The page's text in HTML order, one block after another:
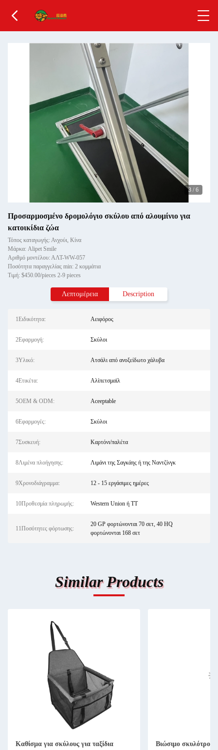
3 / 6
Προσαρμοσμένο δρομολόγιο σκύλου από αλουμίνιο για
κατοικίδια ζώα
Τόπος καταγωγής: Ανχούι, Κίνα
Μάρκα: Alipet Smile
Αριθμό μοντέλου: ΑΛΤ-WW-057
Ποσότητα παραγγελίας min: 2 κομμάτια
Τιμή: $450.00/pieces 2-9 pieces
Λεπτομέρεια Description
1Ειδικότητα: Αειφόρος
2Εφαρμογή: Σκύλοι
3Υλικό: Ατσάλι από ανοξείδωτο χάλυβα
4Ετικέτα: Αλίπετσμαϊλ
5OEM & ODM: Aceeptable
6Εφαρμογές: Σκύλοι
7Συσκευή: Καρτόνι/παλέτα
8Λιμένα πλοήγησης: Λιμάνι της Σαγκάης ή της Ναντζίνγκ
9Χρονοδιάγραμμα: 12 - 15 εργάσιμες ημέρες
10Προθεσμία πληρωμής: Western Union ή TT
11Ποσότητες φόρτωσης:
20 GP φορτώνονται 70 σετ, 40 HQ
φορτώνονται 168 σετ
Similar Products
Καθίσμα για σκύλους για ταξίδια
Βιώσιμο